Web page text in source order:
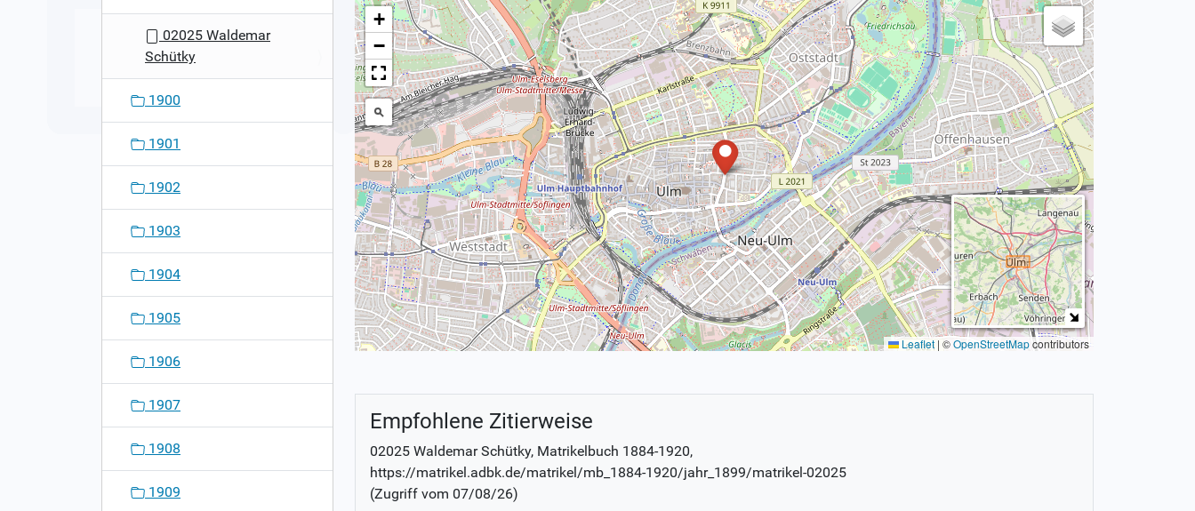
+
−
Leaflet | ©OpenStreetMapcontributors
Empfohlene Zitierweise
02025 Waldemar Schütky, Matrikelbuch 1884-1920,
https://matrikel.adbk.de/matrikel/mb_1884-1920/jahr_1899/matrikel-02025
(Zugriff vom 07/08/26)
02025 Waldemar
Schütky
1900
1901
1902
1903
1904
1905
1906
1907
1908
1909